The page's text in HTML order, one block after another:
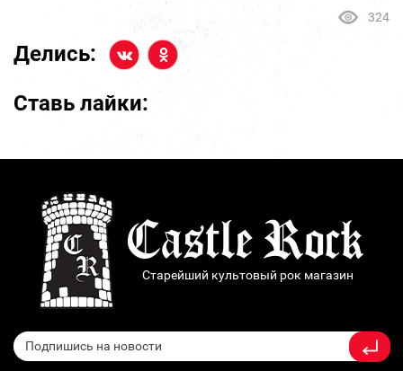
324
Делись:
Ставь лайки:
Старейший культовый рок магазин